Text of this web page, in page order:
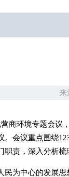
来
商环境专题会议
会议重点围绕
职责，深入分析
民为中心的发展